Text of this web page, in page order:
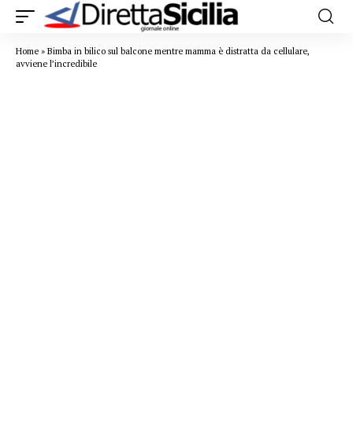
Home » Bimba in bilico sul balcone mentre mamma è distratta da cellulare,
avviene l’incredibile